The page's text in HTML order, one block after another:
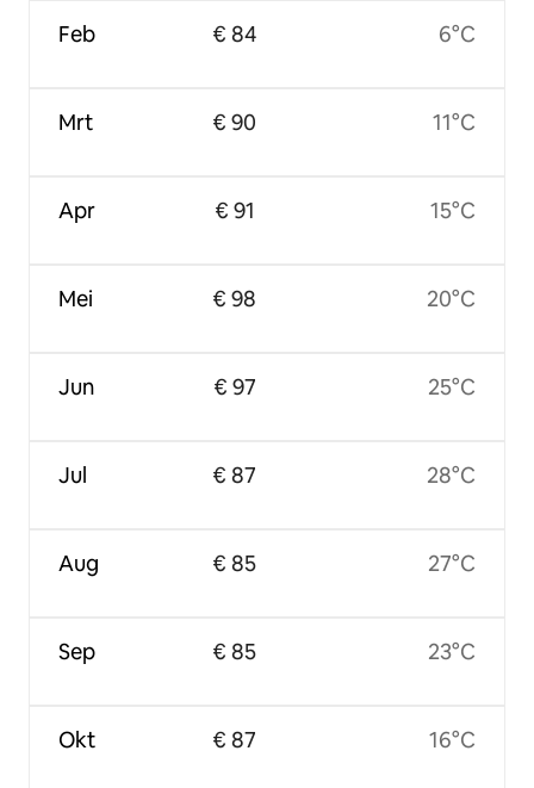
Feb
Mrt
Apr
Mei
Jun
Jul
Aug
Sep
Okt
€ 84
€ 90
€ 91
€ 98
€ 97
€ 87
€ 85
€ 85
€ 87
6°C
11°C
15°C
20°C
25°C
28°C
27°C
23°C
16°C